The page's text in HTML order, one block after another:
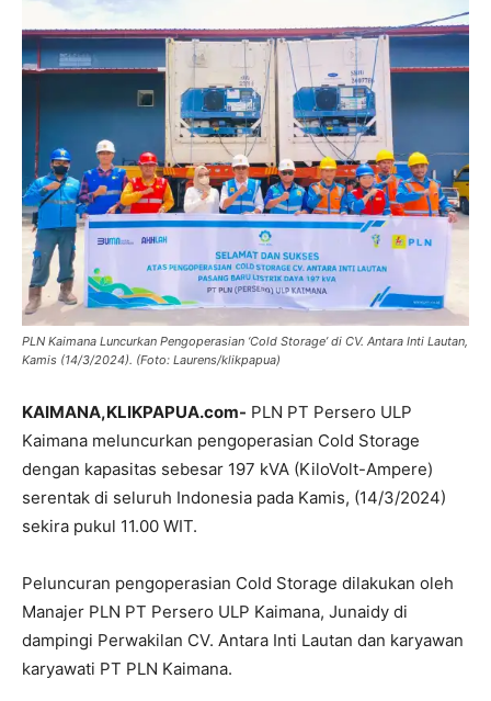
PLN Kaimana Luncurkan Pengoperasian ‘Cold Storage’ di CV. Antara Inti Lautan,
Kamis (14/3/2024). (Foto: Laurens/klikpapua)
KAIMANA,KLIKPAPUA.com- PLN PT Persero ULP
Kaimana meluncurkan pengoperasian Cold Storage
dengan kapasitas sebesar 197 kVA (KiloVolt-Ampere)
serentak di seluruh Indonesia pada Kamis, (14/3/2024)
sekira pukul 11.00 WIT.
Peluncuran pengoperasian Cold Storage dilakukan oleh
Manajer PLN PT Persero ULP Kaimana, Junaidy di
dampingi Perwakilan CV. Antara Inti Lautan dan karyawan
karyawati PT PLN Kaimana.